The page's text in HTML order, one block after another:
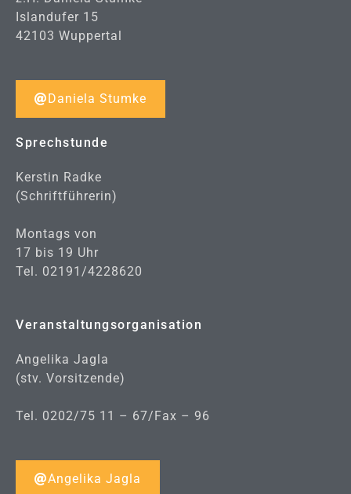
Islandufer 15
42103 Wuppertal
Daniela Stumke
Sprechstunde
Kerstin Radke
(Schriftführerin)
Montags von
17 bis 19 Uhr
Tel. 02191/4228620
Veranstaltungsorganisation
Angelika Jagla
(stv. Vorsitzende)
Tel. 0202/75 11 – 67/Fax – 96
Angelika Jagla